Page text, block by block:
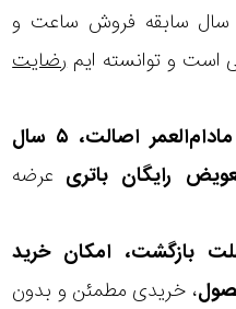
با بیش از ۱۵ سال سابقه فروش ساعت و
رضایت
گارانتی مادام‌العمر اصالت، ۵ سال
عرضه
۳۰ روز مهلت بازگشت، امکان خرید
، خریدی مطمئن و بدون